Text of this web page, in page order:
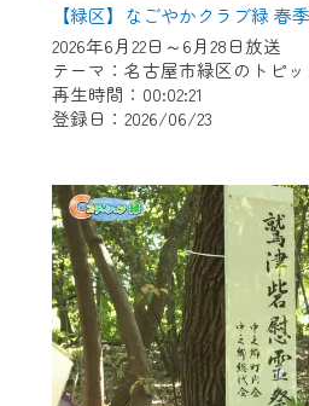
2026年6月22日～6月28日放送
テーマ：名古屋市緑区のトピッ
再生時間：00:02:21
登録日：2026/06/23